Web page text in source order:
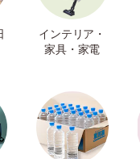
インテリア・
家具・家電